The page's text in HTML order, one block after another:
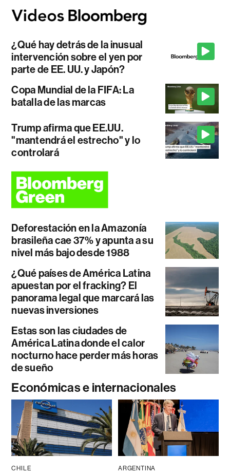
¿Qué hay detrás de la inusual
intervención sobre el yen por
parte de EE. UU. y Japón?
Copa Mundial de la FIFA: La
batalla de las marcas
Trump afirma que EE.UU.
"mantendrá el estrecho" y lo
controlará
Deforestación en la Amazonía
brasileña cae 37% y apunta a su
nivel más bajo desde 1988
¿Qué países de América Latina
apuestan por el fracking? El
panorama legal que marcará las
nuevas inversiones
Estas son las ciudades de
América Latina donde el calor
nocturno hace perder más horas
de sueño
Económicas e internacionales
CHILE ARGENTINA